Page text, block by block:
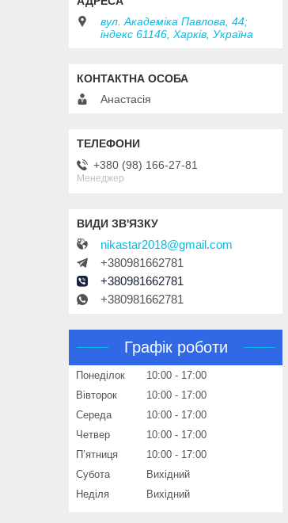
вул. Академіка Павлова, 44;
індекс 61146, Харків, Україна
Анастасія
+380 (98) 166-27-81
Менеджер
nikastar2018@gmail.com
+380981662781
+380981662781
+380981662781
Графік роботи
Понеділок 10:00
17:00
Вівторок
10:00
17:00
Середа
10:00
17:00
Четвер
10:00
17:00
Пʼятниця
10:00
17:00
Субота
Вихідний
Неділя
Вихідний